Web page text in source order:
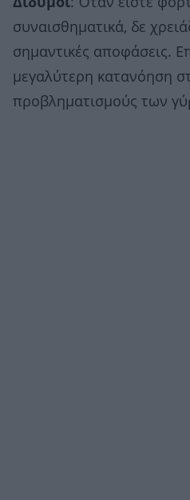
συναισθηματικά, δε
σημαντικές αποφάσεις.
μεγαλύτερη κατανόηση
προβληματισμούς των